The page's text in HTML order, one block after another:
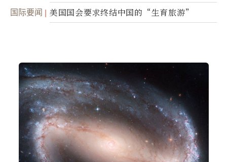
面入侵的可能性
国际要闻 美国国会要求终结中国的“生育旅游”